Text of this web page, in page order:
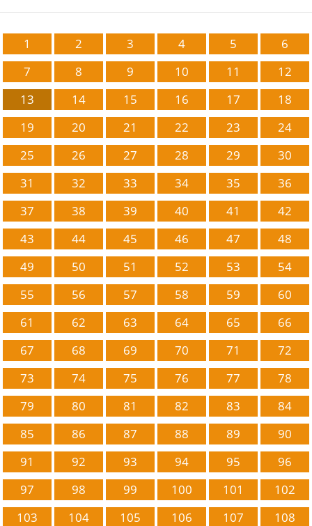
1 2 3 4 5
6
7
8 9 10 11
12
13
14 15 16 17
18
19
20 21 22 23
24
25
26 27 28 29
30
31
32 33 34 35
36
37
38 39 40 41
42
43
44 45 46 47
48
49
50 51 52 53
54
55
56 57 58 59
60
61
62 63 64 65
66
67
68 69 70 71
72
73
74 75 76 77
78
79
80 81 82 83
84
85
86 87 88 89
90
91
92 93 94 95
96
97
98 99 100 101
102
103
104 105 106 107
108